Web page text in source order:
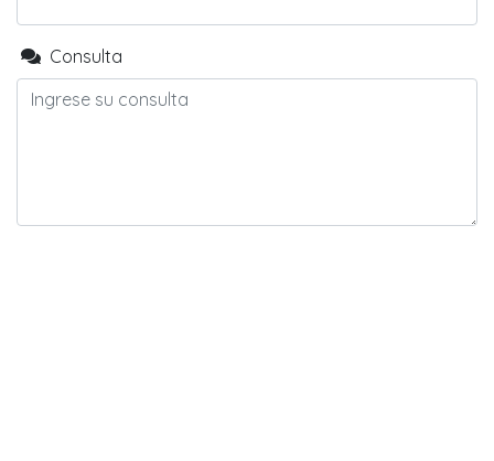
Consulta